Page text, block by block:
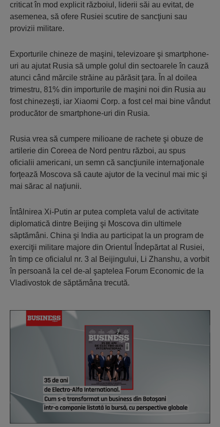
criticat în mod explicit războiul, liderii săi au evitat, de
asemenea, să ofere Rusiei scutire de sancţiuni sau
provizii militare.
Exporturile chineze de maşini, televizoare şi smartphone-
uri au ajutat Rusia să umple golul din sectoarele în cauză
atunci când mărcile străine au părăsit ţara. În al doilea
trimestru, 81% din importurile de maşini noi din Rusia au
fost chinezeşti, iar Xiaomi Corp. a fost cel mai bine vândut
producător de smartphone-uri din Rusia.
Rusia vrea să cumpere milioane de rachete şi obuze de
artilerie din Coreea de Nord pentru război, au spus
oficialii americani, un semn că sancţiunile internaţionale
forţează Moscova să caute ajutor de la vecinul mai mic şi
mai sărac al naţiunii.
Întâlnirea Xi-Putin ar putea completa valul de activitate
diplomatică dintre Beijing şi Moscova din ultimele
săptămâni. China şi India au participat la un program de
exerciţii militare majore din Orientul Îndepărtat al Rusiei,
în timp ce oficialul nr. 3 al Beijingului, Li Zhanshu, a vorbit
în persoană la cel de-al şaptelea Forum Economic de la
Vladivostok de săptămâna trecută.